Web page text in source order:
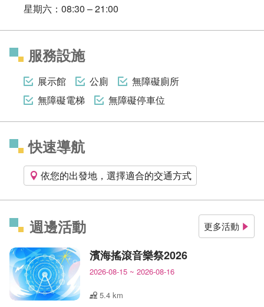
星期六：08:30 – 21:00
服務設施
展示館 公廁
無障礙廁所
無障礙電梯
無障礙停車位
快速導航
依您的出發地，選擇適合的交通方式
週邊活動 更多活動
濱海搖滾音樂祭2026
2026-08-15 ~ 2026-08-16
5.4 km